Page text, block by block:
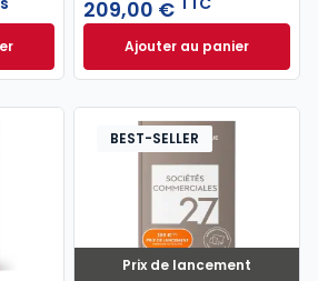
- DAF à 229,92 € HT/mois
209,00 €
Ajouter au panier
Mémento Social
Prix de lancement
BEST-SELLER